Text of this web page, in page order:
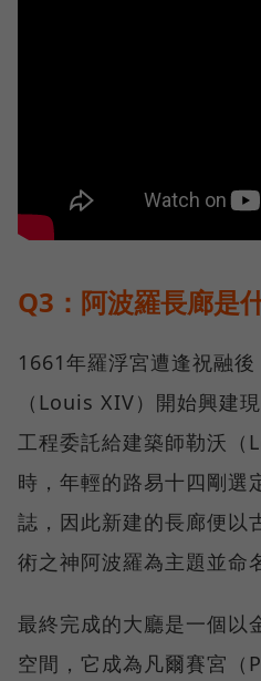
Q3：阿波羅長廊是
1661年羅浮宮遭逢祝融
（Louis XIV）開始興建
工程委託給建築師勒沃
時，年輕的路易十四剛選
誌，因此新建的長廊便以
術之神阿波羅為主題並命
最終完成的大廳是一個以
空間，它成為凡爾賽宮